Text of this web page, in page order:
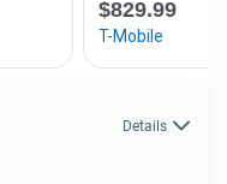
Details